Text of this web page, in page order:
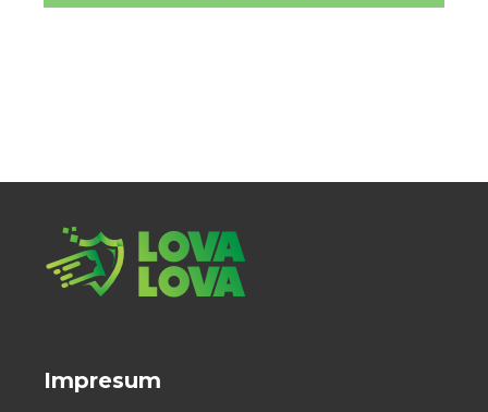
Impresum